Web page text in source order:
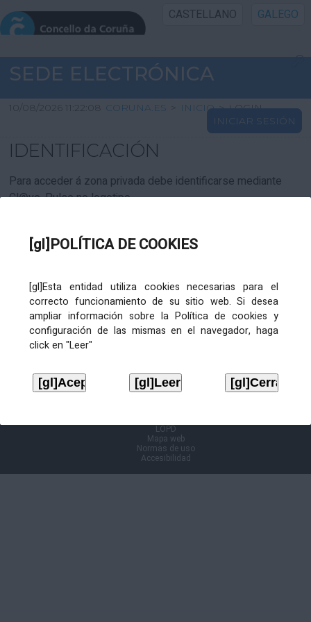
[gl]POLÍTICA DE COOKIES
[gl]Esta entidad utiliza cookies necesarias para el
correcto funcionamiento de su sitio web. Si desea
ampliar información sobre la Política de cookies y
configuración de las mismas en el navegador, haga
click en "Leer"
CASTELLANO GALEGO
INICIO SEDE
INICIO
INFORMACIÓN PÚBLICA
CARTAFOL CIDADÁN
SEDE ELECTRÓNICA
10/08/2026 11:22:08 CORUNA.ES > INICIO > LOGIN
INICIAR SESIÓN
IDENTIFICACIÓN
Para acceder á zona privada debe identificarse mediante
Cl@ve. Pulse no logotipo
LOPD
Mapa web
Normas de uso
Accesibilidad